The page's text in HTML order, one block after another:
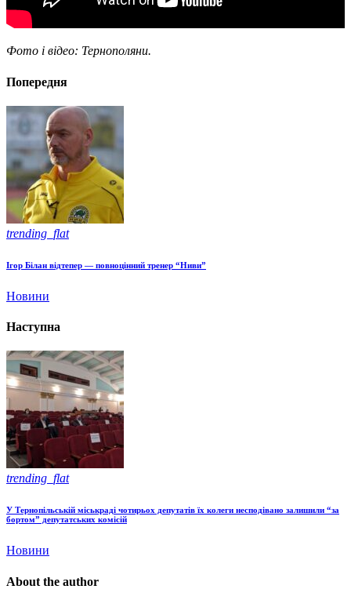
Фото і відео: Тернополяни.
Попередня
trending_flat
Ігор Білан відтепер — повноцінний тренер “Ниви”
Новини
Наступна
trending_flat
У Тернопільській міськраді чотирьох депутатів їх колеги несподівано залишили “за
бортом” депутатських комісій
Новини
About the author